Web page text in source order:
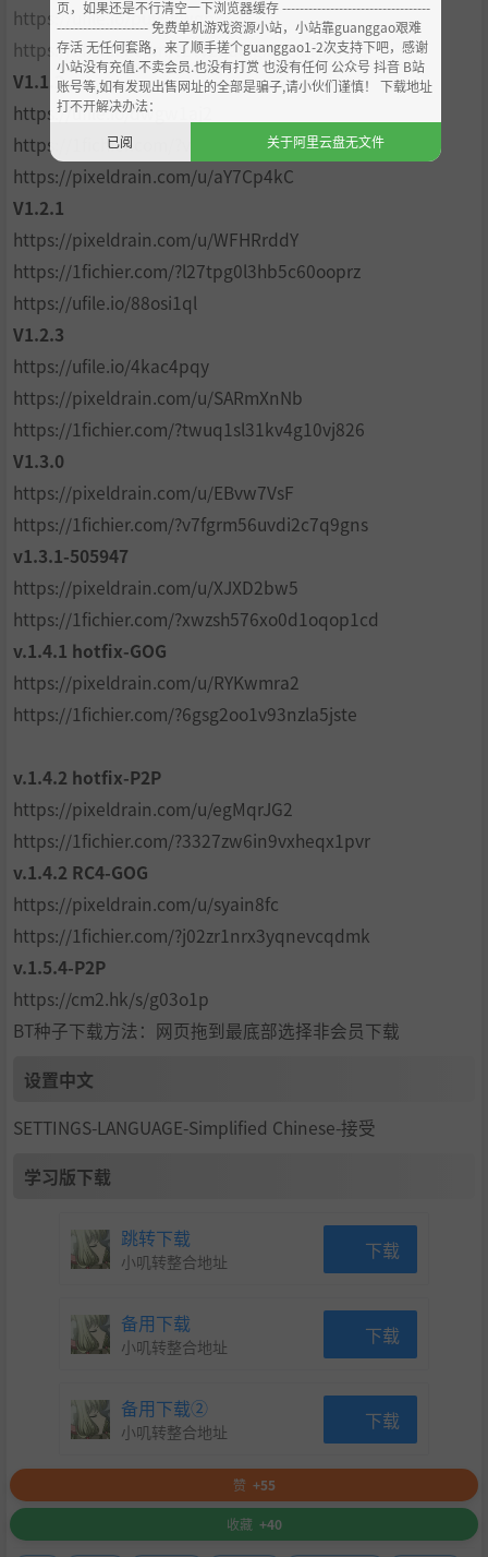
https://ufile.io/puy6kwgb
https://1fichier.com/?z4y2qa6igx90su7imhaq
V1.1.2
https://ufile.io/dwgw1aj2
https://1fichier.com/?v2jbk8ecouwyt3rf5ecq
https://pixeldrain.com/u/aY7Cp4kC
V1.2.1
https://pixeldrain.com/u/WFHRrddY
https://1fichier.com/?l27tpg0l3hb5c60ooprz
https://ufile.io/88osi1ql
V1.2.3
https://ufile.io/4kac4pqy
https://pixeldrain.com/u/SARmXnNb
https://1fichier.com/?twuq1sl31kv4g10vj826
V1.3.0
https://pixeldrain.com/u/EBvw7VsF
https://1fichier.com/?v7fgrm56uvdi2c7q9gns
v1.3.1-505947
https://pixeldrain.com/u/XJXD2bw5
https://1fichier.com/?xwzsh576xo0d1oqop1cd
v.1.4.1 hotfix-GOG
https://pixeldrain.com/u/RYKwmra2
https://1fichier.com/?6gsg2oo1v93nzla5jste
v.1.4.2 hotfix-P2P
https://pixeldrain.com/u/egMqrJG2
https://1fichier.com/?3327zw6in9vxheqx1pvr
v.1.4.2 RC4-GOG
https://pixeldrain.com/u/syain8fc
https://1fichier.com/?j02zr1nrx3yqnevcqdmk
v.1.5.4-P2P
https://cm2.hk/s/g03o1p
BT种子下载方法：网页拖到最底部选择非会员下载
设置中文
SETTINGS-LANGUAGE-Simplified Chinese-接受
学习版下载
跳转下载
小叽转整合地址 下载
备用下载
小叽转整合地址 下载
备用下载②
小叽转整合地址 下载
赞 +55
收藏 +40
页，如果还是不行清空一下浏览器缓存 ----------------------------------
--------------------- 免费单机游戏资源小站，小站靠guanggao艰难
存活 无任何套路，来了顺手搓个guanggao1-2次支持下吧，感谢
小站没有充值.不卖会员.也没有打赏 也没有任何 公众号 抖音 B站
账号等,如有发现出售网址的全部是骗子,请小伙们谨慎！ 下载地址
打不开解决办法：
已阅
关于阿里云盘无文件